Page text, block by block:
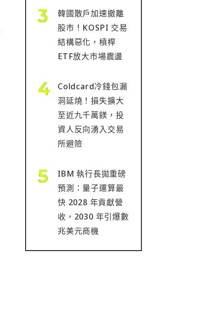
韓國散戶加速撤離
股市！KOSPI 交易
結構惡化，槓桿
ETF放大市場震盪
Coldcard冷錢包漏
洞延燒！損失擴大
至近九千萬鎂，投
資人反向湧入交易
所避險
IBM 執行長拋重磅
預測：量子運算最
快 2028 年貢獻營
收，2030 年引爆數
兆美元商機